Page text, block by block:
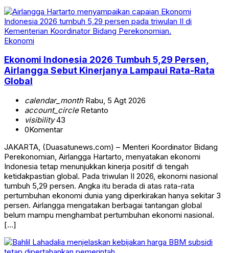
Ekonomi
Ekonomi Indonesia 2026 Tumbuh 5,29 Persen,
Airlangga Sebut Kinerjanya Lampaui Rata-Rata
Global
calendar_monthRabu, 5 Agt 2026
account_circleRetanto
visibility43
0Komentar
JAKARTA, (Duasatunews.com) – Menteri Koordinator Bidang
Perekonomian, Airlangga Hartarto, menyatakan ekonomi
Indonesia tetap menunjukkan kinerja positif di tengah
ketidakpastian global. Pada triwulan II 2026, ekonomi nasional
tumbuh 5,29 persen. Angka itu berada di atas rata-rata
pertumbuhan ekonomi dunia yang diperkirakan hanya sekitar 3
persen. Airlangga mengatakan berbagai tantangan global
belum mampu menghambat pertumbuhan ekonomi nasional.
[…]